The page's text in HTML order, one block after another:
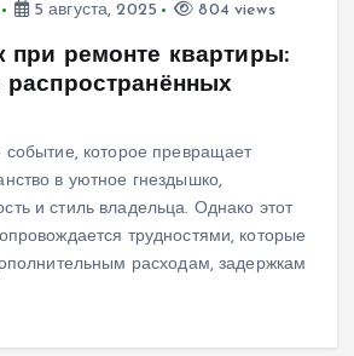
5 августа, 2025 804 views
при ремонте квартиры:
распространённых
событие, которое превращает
в уютное гнездышко,
и стиль владельца. Однако этот
трудностями, которые
расходам, задержкам